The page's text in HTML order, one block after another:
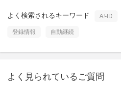
よく検索されるキーワード A!-ID
登録情報 自動継続
よく見られているご質問